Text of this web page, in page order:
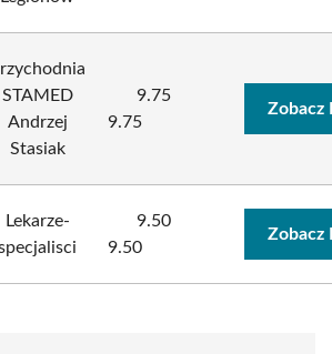
STAMED
Andrzej
Stasiak
9.75
9.75
Zobacz
Lekarze-
9.50
9.50
Zobacz